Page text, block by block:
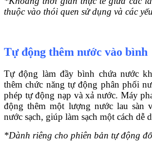
thuộc vào thói quen sử dụng và các
Tự động thêm nước vào bình
Tự động làm đầy bình chứa nước
thêm chức năng tự động phân phối
phép tự động nạp và xả nước. Máy
động thêm một lượng nước lau sàn
nước sạch, giúp làm sạch một cách dễ
*Dành riêng cho phiên bản tự động